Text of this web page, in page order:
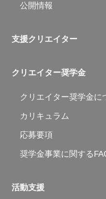
公開情報
支援クリエイター
クリエイター奨学金
クリエイター奨学金に
カリキュラム
応募要項
奨学金事業に関する
活動支援